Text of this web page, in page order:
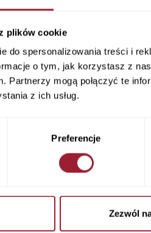
plików cookie
do spersonalizowania treści i
o tym, jak korzystasz z
Partnerzy mogą połączyć te
z ich usług.
Preferencje
Zezwól
polo jasnoniebieski 16177-071
LIGHT BLUE